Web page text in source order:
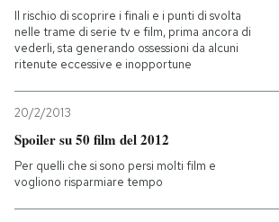
Il rischio di scoprire i finali e i punti di svolta
nelle trame di serie tv e film, prima ancora di
vederli, sta generando ossessioni da alcuni
ritenute eccessive e inopportune
20/2/2013
Spoiler su 50 film del 2012
Per quelli che si sono persi molti film e
vogliono risparmiare tempo